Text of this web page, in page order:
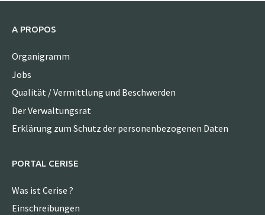
A PROPOS
Organigramm
Jobs
Qualität / Vermittlung und Beschwerden
Der Verwaltungsrat
Erklärung zum Schutz der personenbezogenen Daten
PORTAL CERISE
Was ist Cerise ?
Einschreibungen